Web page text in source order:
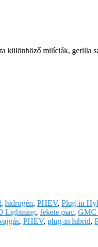
különböző milíciák, gerilla
, hidrogén, PHEV, Plug-in
Lightning, fekete piac, GMC
, PHEV, plug-in hibrid,